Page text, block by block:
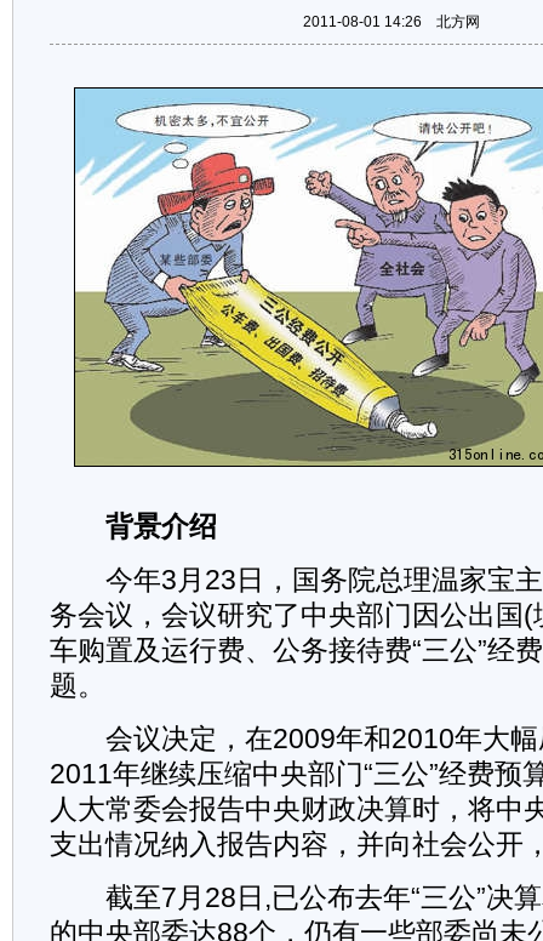
2011-08-01 14:26 北方网
背景介绍
今年3月23日，国务院总理温家宝主
务会议，会议研究了中央部门因公出国
车购置及运行费、公务接待费“三公”经
题。
会议决定，在2009年和2010年大幅
2011年继续压缩中央部门“三公”经费预
人大常委会报告中央财政决算时，将中
支出情况纳入报告内容，并向社会公开
截至7月28日,已公布去年“三公”决算
的中央部委达88个，仍有一些部委尚未